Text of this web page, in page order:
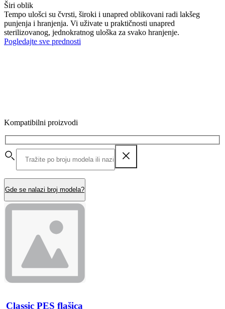
Širi oblik
Tempo ulošci su čvrsti, široki i unapred oblikovani radi lakšeg
punjenja i hranjenja. Vi uživate u praktičnosti unapred
sterilizovanog, jednokratnog uloška za svako hranjenje.
Pogledajte sve prednosti
Kompatibilni proizvodi
Gde se nalazi broj modela?
Classic PES flašica